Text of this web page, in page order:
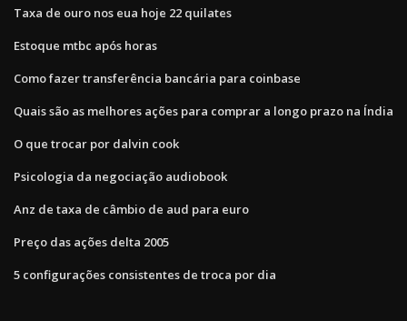
Taxa de ouro nos eua hoje 22 quilates
Estoque mtbc após horas
Como fazer transferência bancária para coinbase
Quais são as melhores ações para comprar a longo prazo na Índia
O que trocar por dalvin cook
Psicologia da negociação audiobook
Anz de taxa de câmbio de aud para euro
Preço das ações delta 2005
5 configurações consistentes de troca por dia